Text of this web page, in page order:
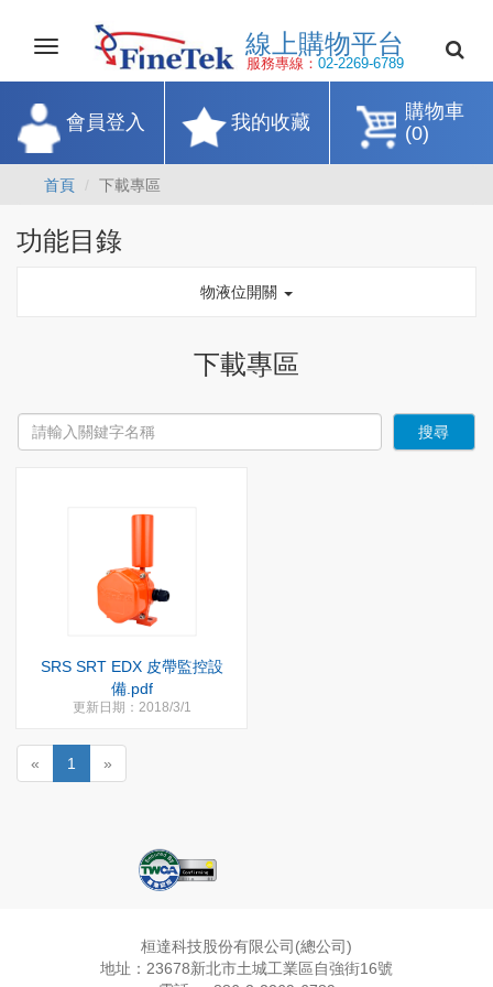
Toggle
navigation
線上購物平
服務專線：02-2269-
購物車
(0)
我的收藏
會員登入
首頁 下載專區
功能目錄
物液位開關
下載專區
搜尋
SRS SRT EDX 皮帶監控設
備.pdf
更新日期：2018/3/1
« 1 »
桓達科技股份有限公司(總公司)
地址：23678新北市土城工業區自強街16號